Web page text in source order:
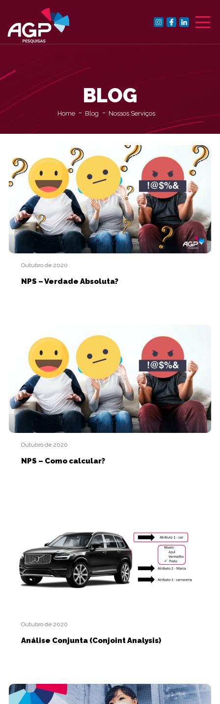
BLOG
Home Blog Nossos Serviços
Outubro de 2020
NPS – Verdade Absoluta?
Outubro de 2020
NPS – Como calcular?
Outubro de 2020
Análise Conjunta (Conjoint Analysis)